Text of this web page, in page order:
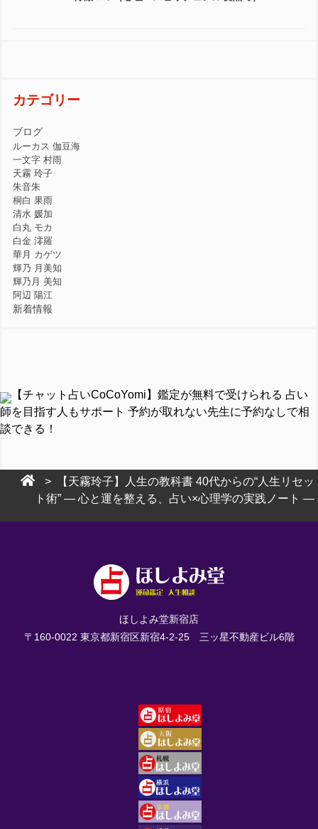
カテゴリー
ブログ
ルーカス 伽豆海
一文字 村雨
天霧 玲子
朱音朱
桐白 果雨
清水 媛加
白丸 モカ
白金 澪羅
華月 カゲツ
輝乃 月美知
輝乃月 美知
阿辺 陽江
新着情報
【チャット占いCoCoYomi】鑑定が無料で受けられる 占い
師を目指す人もサポート 予約が取れない先生に予約なしで相
談できる！
> 【天霧玲子】人生の教科書 40代からの“人生リセッ
ト術” ― 心と運を整える、占い×心理学の実践ノート ―
ほしよみ堂新宿店
〒160-0022 東京都新宿区新宿4-2-25 三ッ星不動産ビル6階